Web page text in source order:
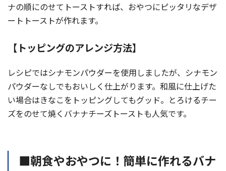
ナの順にのせてトーストすれば、おやつにピッタリなデザ
ートトーストが作れます。
【トッピングのアレンジ方法】
レシピではシナモンパウダーを使用しましたが、シナモン
パウダーなしでもおいしく仕上がります。和風に仕上げた
い場合はきなこをトッピングしてもグッド。とろけるチー
ズをのせて焼くバナナチーズトーストも人気です。
■朝食やおやつに！簡単に作れるバナ